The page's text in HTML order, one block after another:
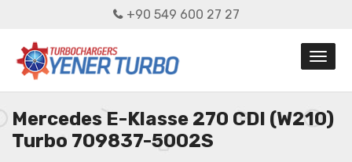
+90 549 600 27 27
Mercedes E-Klasse 270 CDI (W210)
Turbo 709837-5002S